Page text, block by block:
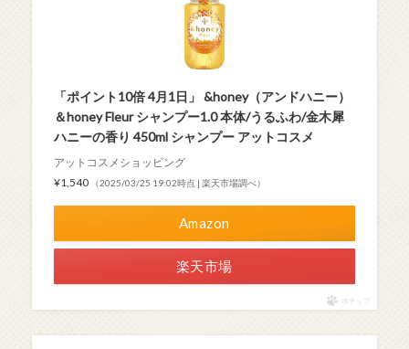
「ポイント10倍 4月1日」 &honey（アンドハニー）
＆honey Fleur シャンプー1.0 本体/うるふわ/金木犀
ハニーの香り 450ml シャンプー アットコスメ
アットコスメショッピング
¥1,540
（2025/03/25 19:02時点 | 楽天市場調べ）
Amazon
楽天市場
ポチップ